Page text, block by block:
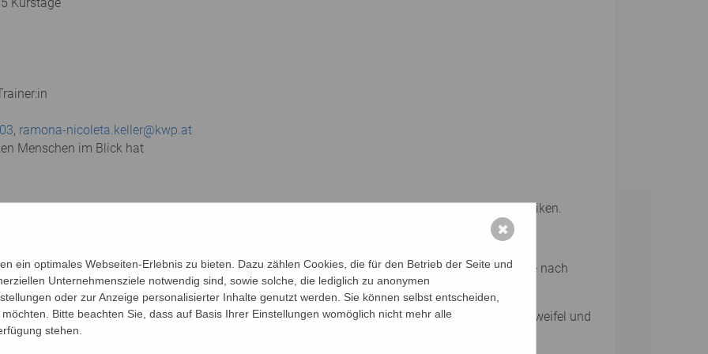
, ramona-nicoleta.keller@kwp.at
Menschen im Blick hat
durch Übungen für Konzentration, Aufmerksamkeit und das Training von Mnemotechniken.
Mit Schwung und Spaß trainieren Sie Gleichgewicht, Koordination, Ausdauer.
in der Gruppe an. Sie beschäftigen sich mit Hobbies, neuen Medien, Ernährung, Reisen, je nach
Raum der LIMA Gruppe ebenfalls Platz haben. Ausgesprochene und unausgesprochene Zweifel und
Älterwerdens können mit Gleichgesinnten besprochen werden.
ein optimales Webseiten-Erlebnis zu bieten. Dazu zählen Cookies, die für den Betrieb der Seite und
Unternehmensziele notwendig sind, sowie solche, die lediglich zu anonymen
oder zur Anzeige personalisierter Inhalte genutzt werden. Sie können selbst entscheiden,
Bitte beachten Sie, dass auf Basis Ihrer Einstellungen womöglich nicht mehr alle
stehen.
✖